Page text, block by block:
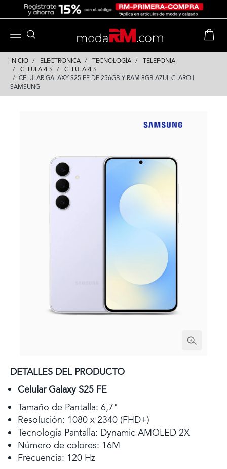
INICIO ELECTRONICA TECNOLOGÍA
TELEFONIA
CELULARES
CELULARES
CELULAR GALAXY S25 FE DE 256GB Y RAM 8GB AZUL CLARO |
SAMSUNG
DETALLES DEL PRODUCTO
Celular Galaxy S25 FE
Tamaño de Pantalla: 6,7"
Resolución: 1080 x 2340 (FHD+)
Tecnología Pantalla: Dynamic AMOLED 2X
Número de colores: 16M
Frecuencia: 120 Hz